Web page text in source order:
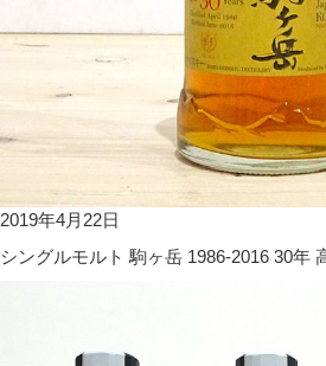
2019年4月22日
シングルモルト 駒ヶ岳 1986-2016 30年